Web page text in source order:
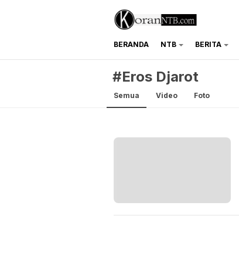
koranntb.com
BERANDA NTB BERITA
#Eros Djarot
Semua Video Foto